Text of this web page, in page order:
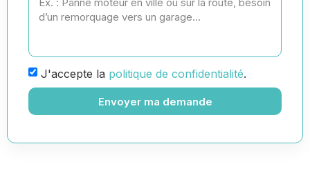
J'accepte la politique de confidentialité.
Envoyer ma demande